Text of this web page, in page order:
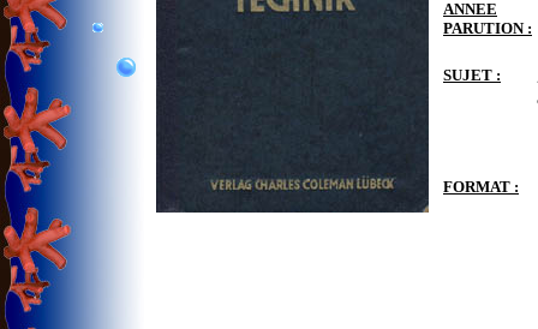
ANNEE
PARUTION :
SUJET :
FORMAT :